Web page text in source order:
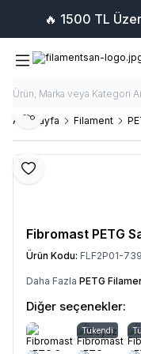
🔥 1500 TL
Ana Sayfa Filament
Favoriye Ekle
Paylaş
Fibromast PETG
Ürün Kodu: FLF2P01-
Daha Fazla PETG
Diğer seçenekler:
Tükendi
Beyaz